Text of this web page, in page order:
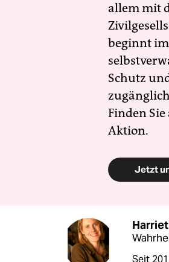
allem mit
beginnt
Schutz
Finden
Aktion.
Jetzt
Seit